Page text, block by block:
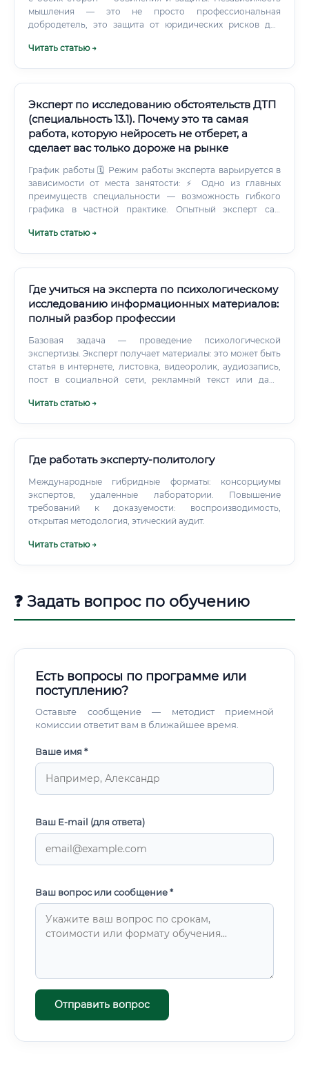
мышления — это не просто профессиональная
добродетель, это защита от юридических рисков для
Читать статью →
Эксперт по исследованию обстоятельств ДТП
(специальность 13.1). Почему это та самая
работа, которую нейросеть не отберет, а
сделает вас только дороже на рынке
График работы 🗓️ Режим работы эксперта варьируется в
зависимости от места занятости: ⚡ Одно из главных
преимуществ специальности — возможность гибкого
графика в частной практике. Опытный эксперт сам
страны, поскольку значительная часть работы
Читать статью →
Где учиться на эксперта по психологическому
исследованию информационных материалов:
полный разбор профессии
Базовая задача — проведение психологической
экспертизы. Эксперт получает материалы: это может быть
статья в интернете, листовка, видеоролик, аудиозапись,
пост в социальной сети, рекламный текст или даже
Явное содержание — то, что прямо написано или сказано
Признаки манипулирования — апелляция к страхам,
Формирование установок — как материал меняет
убеждения и поведение аудитории Это серьёзная
аналитическая работа.
Читать статью →
Где работать эксперту-политологу
Международные гибридные форматы: консорциумы
экспертов, удаленные лаборатории. Повышение
требований к доказуемости: воспроизводимость,
открытая методология, этический аудит.
Читать статью →
❓ Задать вопрос по обучению
Есть вопросы по программе или
поступлению?
Оставьте сообщение — методист приемной
комиссии ответит вам в ближайшее время.
Ваше имя *
Ваш E-mail (для ответа)
Ваш вопрос или сообщение *
Отправить вопрос